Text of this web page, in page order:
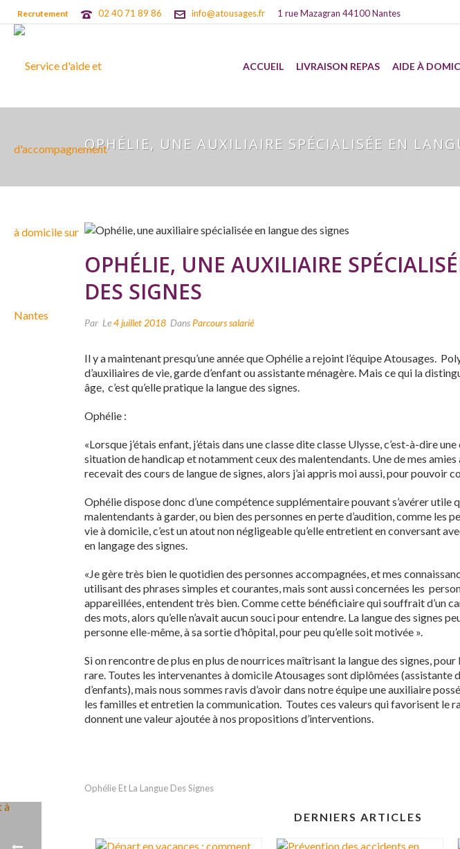
Recrutement 02 40 71 89 86 info@atousages.fr 1 rue Mazagran 44100 Nantes
ACCUEIL LIVRAISON REPAS AIDE À
OPHÉLIE, UNE AUXILIAIRE SPÉCIALISÉE EN
OPHÉLIE, UNE AUXILIAIRE
DES SIGNES
Par Le4 juillet 2018 DansParcours salarié
Il y a maintenant presqu’une année que Ophélie a rejoint l’équipe Atousages.
d’auxiliaires de vie, garde d’enfant ou assistante ménagère. Mais ce qui la
âge, c’est qu’elle pratique la langue des signes.
Ophélie :
«Lorsque j’étais enfant, j’étais dans une classe dite classe Ulysse, c’est-à-dire
situation de handicap et notamment ceux des malentendants. Une de mes
recevait des cours de langue de signes, alors j’ai appris moi aussi, pour pouvoir
Ophélie dispose donc d’une compétence supplémentaire pouvant s’avérer utile
malentendants à garder, ou bien des personnes en perte d’audition, comme les
vie à domicile, c’est un atout non négligeable qu’elle entretient en conversant
en langage des signes.
«Je gère très bien le quotidien des personnes accompagnées, et mes
utilisant des phrases simples et courantes, mais sont aussi concernées les
appareillées, entendent très bien. Comme cette bénéficiaire qui souffrait d’un
des mots, alors qu’elle n’avait aucun souci pour entendre. La langue des signes
personne elle-même, à sa sortie d’hôpital, pour peu qu’elle soit motivée ».
Si on rencontre de plus en plus de nourrices maîtrisant la langue des signes,
rare. Toutes les intervenantes à domicile Atousages sont diplômées (assistante
d’enfants), mais nous sommes ravis d’avoir dans notre équipe une auxiliaire
les familles et entretien la communication. Toutes ces valeurs qui favorisent le
donnent une valeur ajoutée à nos propositions d’interventions.
Ophélie Et La Langue Des Signes
DERNIERS ARTICLES